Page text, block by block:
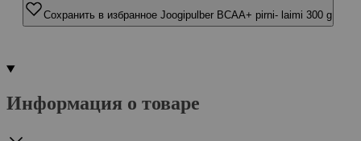
Сохранить в избранное Joogipulber BCAA+ pirni- laimi 300 g
Информация о товаре